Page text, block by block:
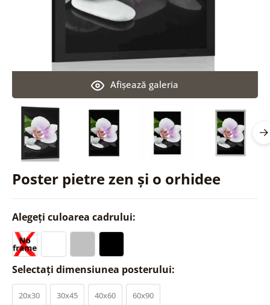
Poster pietre zen și o orhidee
Afişează galeria
Alegeți culoarea cadrului:
Selectați dimensiunea posterului:
20x30 30x45 40x60 60x90